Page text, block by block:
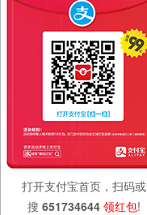
打开支付宝首页，扫码或
搜 651734644 领红包!